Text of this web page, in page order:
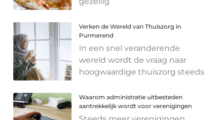
Verken de Wereld van Thuiszorg in
Purmerend
In een snel veranderende
wereld wordt de vraag naar
hoogwaardige thuiszorg steeds
Waarom administratie uitbesteden
aantrekkelijk wordt voor verenigingen